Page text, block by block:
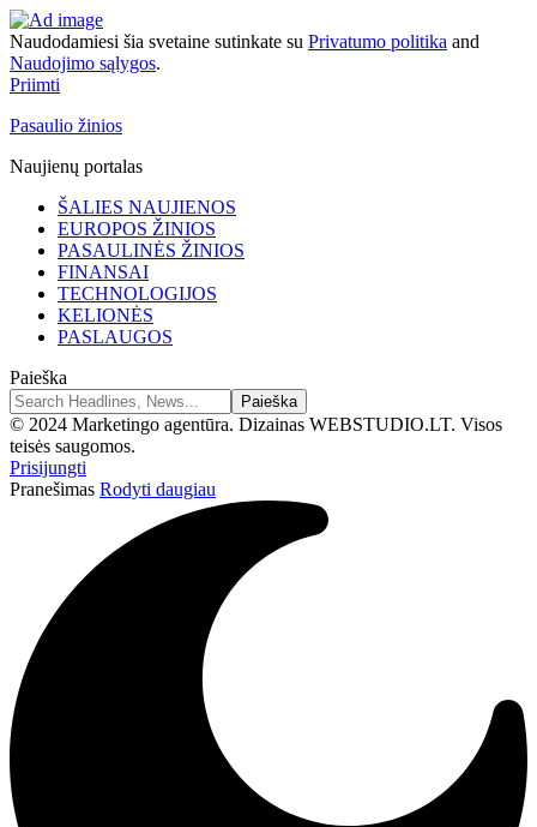
Naudodamiesi šia svetaine sutinkate su Privatumo politika and
Naudojimo sąlygos.
Priimti
Pasaulio žinios
Naujienų portalas
ŠALIES NAUJIENOS
EUROPOS ŽINIOS
PASAULINĖS ŽINIOS
FINANSAI
TECHNOLOGIJOS
KELIONĖS
PASLAUGOS
Paieška
© 2024 Marketingo agentūra. Dizainas WEBSTUDIO.LT. Visos
teisės saugomos.
Prisijungti
Pranešimas Rodyti daugiau